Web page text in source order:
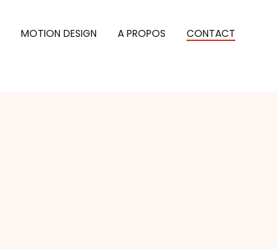
MOTION DESIGN A PROPOS CONTACT